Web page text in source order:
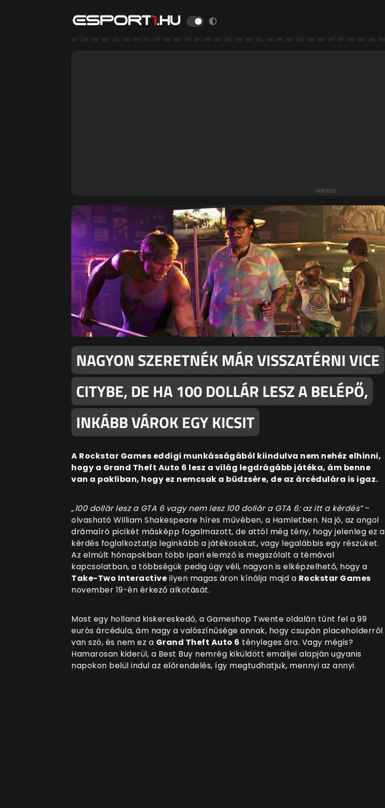
NAGYON SZERETNÉK MÁR VISSZATÉRNI VICE
CITYBE, DE HA 100 DOLLÁR LESZ A BELÉPŐ,
INKÁBB VÁROK EGY KICSIT
A Rockstar Games eddigi munkásságából kiindulva nem nehéz elhinni,
hogy a Grand Theft Auto 6 lesz a világ legdrágább játéka, ám benne
van a pakliban, hogy ez nemcsak a büdzsére, de az árcédulára is igaz.
„100 dollár lesz a GTA 6 vagy nem lesz 100 dollár a GTA 6: az itt a kérdés”–
olvasható William Shakespeare híres művében, a Hamletben. Na jó, az angol
drámaíró picikét másképp fogalmazott, de attól még tény, hogy jelenleg ez a
kérdés foglalkoztatja leginkább a játékosokat, vagy legalábbis egy részüket.
Az elmúlt hónapokban több ipari elemző is megszólalt a témával
kapcsolatban, a többségük pedig úgy véli, nagyon is elképzelhető, hogy a
Take-Two Interactive ilyen magas áron kínálja majd a Rockstar Games
november 19-én érkező alkotását.
Most egy holland kiskereskedő, a Gameshop Twente oldalán tűnt fel a 99
eurós árcédula, ám nagy a valószínűsége annak, hogy csupán placeholderről
van szó, és nem ez a Grand Theft Auto 6 tényleges ára. Vagy mégis?
Hamarosan kiderül, a Best Buy nemrég kiküldött emailjei alapján ugyanis
napokon belül indul az előrendelés, így megtudhatjuk, mennyi az annyi.